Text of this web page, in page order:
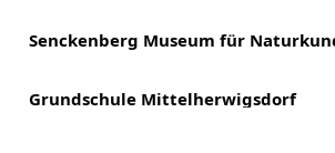
Senckenberg Museum für
Grundschule Mittelherwigsdorf